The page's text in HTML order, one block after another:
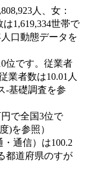
人、女：
1,619,334世帯で
口動態データを
位です。従業者
業者数は10.01人
‐基礎調査を参
で全国3位で
)を参照）
通信）は100.2
都道府県のすが